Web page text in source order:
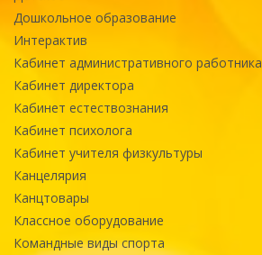
Дошкольное образование
Интерактив
Кабинет административного работника
Кабинет директора
Кабинет естествознания
Кабинет психолога
Кабинет учителя физкультуры
Канцелярия
Канцтовары
Классное оборудование
Командные виды спорта